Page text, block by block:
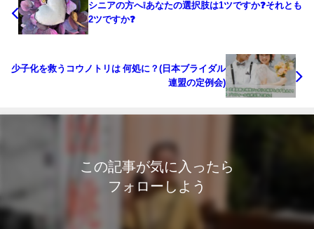
シニアの方へ❕あなたの選択肢は1ツですか❓それとも
2ツですか❓
少子化を救うコウノトリは 何処に？(日本ブライダル
連盟の定例会)
この記事が気に入ったら
フォローしよう